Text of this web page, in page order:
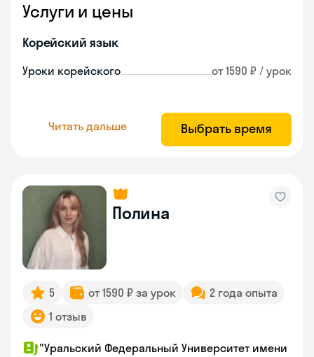
Услуги и цены
Корейский язык
Уроки корейского от 1590 ₽ / урок
Читать дальше Выбрать время
Полина
5 от 1590 ₽ за урок
2 года опыта
1 отзыв
"Уральский Федеральный Университет имени